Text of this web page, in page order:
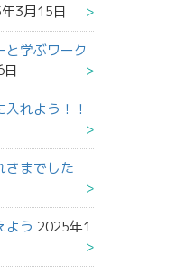
3月15日
と学ぶワーク
れよう！！
さまでした
よう 2025年1